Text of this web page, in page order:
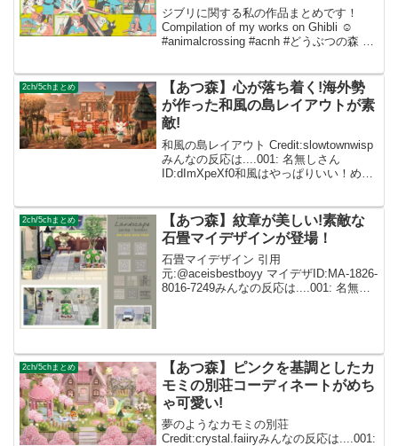
ｗｗ
ジブリに関する私の作品まとめです！
Compilation of my works on Ghibli ☺️
#animalcrossing #acnh #どうぶつの森 #
2ch/5chまとめ
【あつ森】心が落ち着く!海外勢
が作った和風の島レイアウトが素
敵!
和風の島レイアウト Credit:slowtownwisp
みんなの反応は....001: 名無しさん
ID:dImXpeXf0和風はやっぱりいい！めっ
2ch/5chまとめ
【あつ森】紋章が美しい!素敵な
石畳マイデザインが登場！
石畳マイデザイン 引用
元:@aceisbestboyy マイデザID:MA-1826-
8016-7249みんなの反応は....001: 名無し
2ch/5chまとめ
【あつ森】ピンクを基調としたカ
モミの別荘コーディネートがめち
ゃ可愛い!
夢のようなカモミの別荘
Credit:crystal.faiiryみんなの反応は....001: